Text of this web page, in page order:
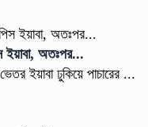
ইয়াবা, অতঃপর...
ইয়াবা ঢুকিয়ে পাচারের ...